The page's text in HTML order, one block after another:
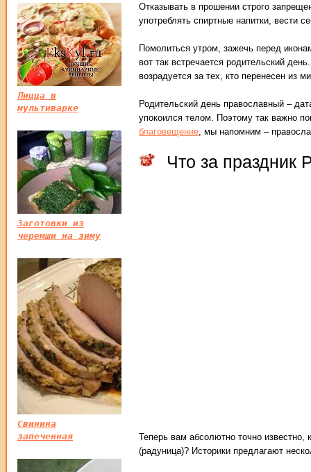
Отказывать в прошении строго
употреблять спиртные напитки, вести
Помолиться утром, зажечь перед
вот так встречается родительский
возрадуется за тех, кто перенесен из
Родительский день православный –
упокоился телом. Поэтому так важно
благовещение , мы напомним –
Что за праздник
Теперь вам абсолютно точно известно,
(радуница)? Историки предлагают
Пицца в
мультиварке
Заготовки из
черемши на зиму
Свинина
запеченная